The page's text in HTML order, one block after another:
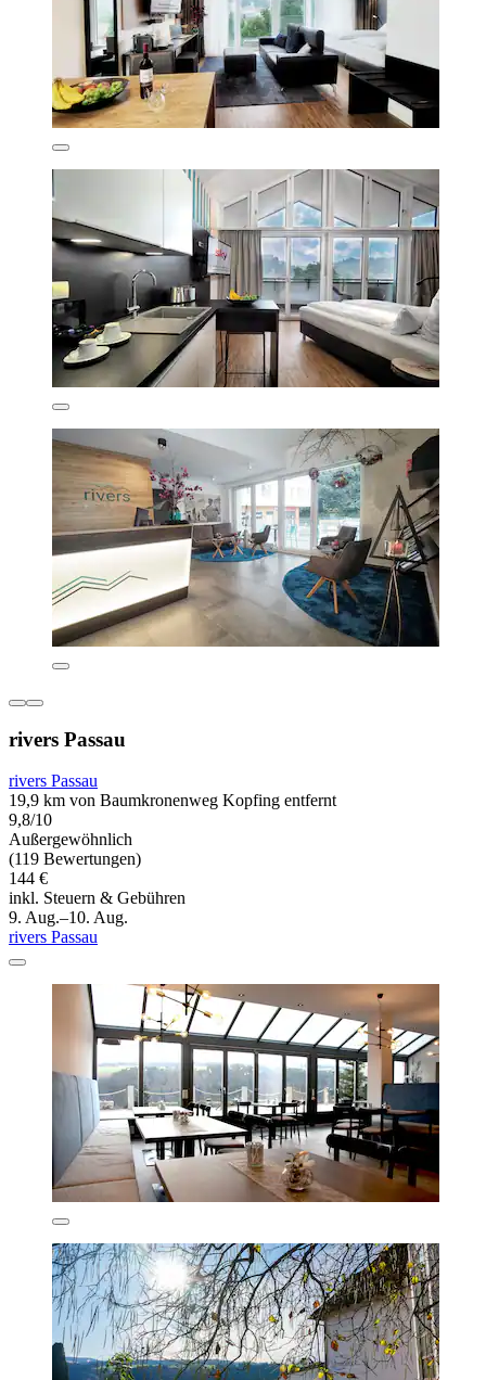
rivers Passau
rivers Passau
19,9 km von Baumkronenweg Kopfing entfernt
9,8/10
Außergewöhnlich
(119 Bewertungen)
144 €
inkl. Steuern & Gebühren
9. Aug.–10. Aug.
rivers Passau